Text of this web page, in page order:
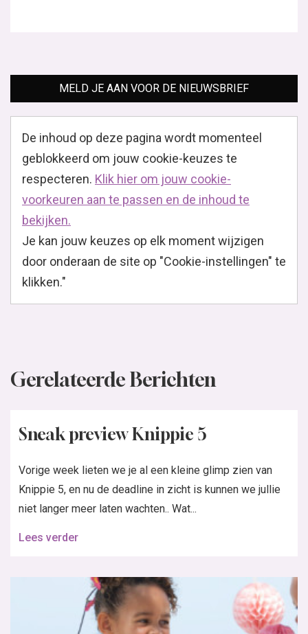
MELD JE AAN VOOR DE NIEUWSBRIEF
De inhoud op deze pagina wordt momenteel
geblokkeerd om jouw cookie-keuzes te
respecteren. Klik hier om jouw cookie-
voorkeuren aan te passen en de inhoud te
bekijken.
Je kan jouw keuzes op elk moment wijzigen
door onderaan de site op "Cookie-instellingen" te
klikken."
Gerelateerde Berichten
Sneak preview Knippie 5
Vorige week lieten we je al een kleine glimp zien van
Knippie 5, en nu de deadline in zicht is kunnen we jullie
niet langer meer laten wachten.. Wat...
Lees verder